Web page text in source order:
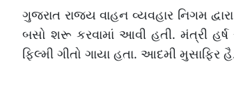
ગુજરાત રાજ્ય વાહન વ્યવહાર નિગમ
બસો શરૂ કરવામાં આવી હતી. મંત્રી
ફિલ્મી ગીતો ગાયા હતા. આદમી